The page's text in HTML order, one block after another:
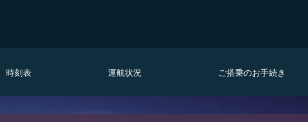
時刻表 運航状況 ご搭乗のお手続き